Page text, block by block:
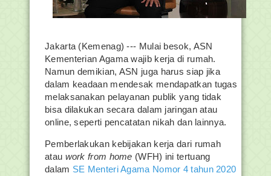
Jakarta (Kemenag) --- Mulai besok, ASN
Kementerian Agama wajib kerja di rumah.
Namun demikian, ASN juga harus siap jika
dalam keadaan mendesak mendapatkan tugas
melaksanakan pelayanan publik yang tidak
bisa dilakukan secara dalam jaringan atau
online, seperti pencatatan nikah dan lainnya.
Pemberlakukan kebijakan kerja dari rumah
atau work from home (WFH) ini tertuang
dalam SE Menteri Agama Nomor 4 tahun 2020